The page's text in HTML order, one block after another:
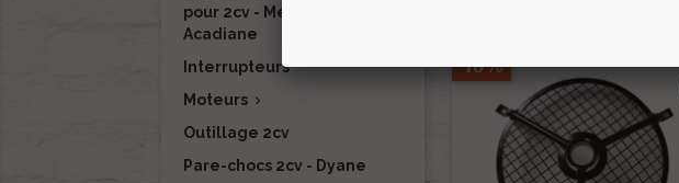
pour 2cv - Méhari - Dyane -
Acadiane
Interrupteurs
Moteurs 
Outillage 2cv
Pare-chocs 2cv - Dyane
-15%